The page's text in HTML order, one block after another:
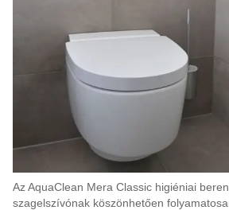
Az AquaClean Mera Classic higiéniai
szagelszívónak köszönhetően